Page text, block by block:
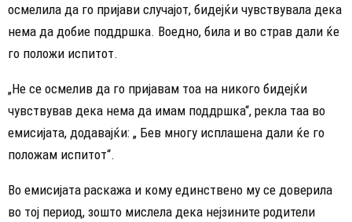
осмелила да го пријави случајот, бидејќи чувствувала дека
нема да добие поддршка. Воедно, била и во страв дали ќе
го положи испитот.
„Не се осмелив да го пријавам тоа на никого бидејќи
чувствував дека нема да имам поддршка“, рекла таа во
емисијата, додавајќи: „ Бев многу исплашена дали ќе го
положам испитот“.
Во емисијата раскажа и кому единствено му се доверила
во тој период, зошто мислела дека нејзините родители